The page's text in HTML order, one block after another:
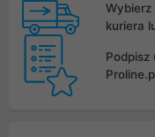
Wybierz
kuriera
Podpisz